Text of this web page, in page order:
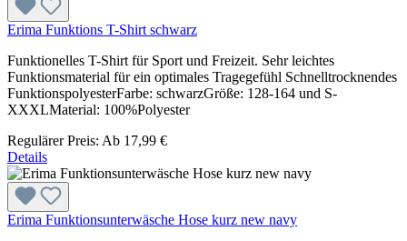
Erima Funktions T-Shirt schwarz
Funktionelles T-Shirt für Sport und Freizeit. Sehr leichtes
Funktionsmaterial für ein optimales Tragegefühl Schnelltrocknendes
FunktionspolyesterFarbe: schwarzGröße: 128-164 und S-
XXXLMaterial: 100%Polyester
Regulärer Preis: Ab 17,99 €
Details
Erima Funktionsunterwäsche Hose kurz new navy